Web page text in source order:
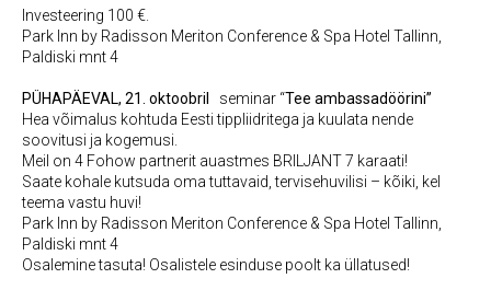
Investeering 100 €.
Park Inn by Radisson Meriton Conference & Spa Hotel Tallinn,
Paldiski mnt 4
PÜHAPÄEVAL, 21. oktoobril seminar “Tee ambassadöörini”
Hea võimalus kohtuda Eesti tippliidritega ja kuulata nende
soovitusi ja kogemusi.
Meil on 4 Fohow partnerit auastmes BRILJANT 7 karaati!
Saate kohale kutsuda oma tuttavaid, tervisehuvilisi – kõiki, kel
teema vastu huvi!
Park Inn by Radisson Meriton Conference & Spa Hotel Tallinn,
Paldiski mnt 4
Osalemine tasuta! Osalistele esinduse poolt ka üllatused!